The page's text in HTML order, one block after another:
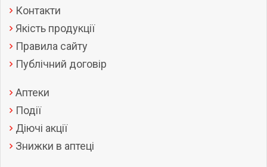
Контакти
Якість продукції
Правила сайту
Публічний договір
Аптеки
Події
Діючі акції
Знижки в аптеці